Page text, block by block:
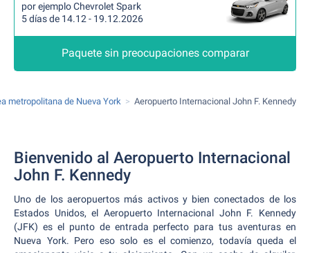
por ejemplo Chevrolet Spark
5 días de 14.12 - 19.12.2026
Paquete sin preocupaciones comparar
metropolitana de Nueva York Aeropuerto Internacional John F. Kennedy
Bienvenido al Aeropuerto Internacional
John F. Kennedy
Uno de los aeropuertos más activos y bien conectados de los
Estados Unidos, el Aeropuerto Internacional John F. Kennedy
(JFK) es el punto de entrada perfecto para tus aventuras en
Nueva York. Pero eso solo es el comienzo, todavía queda el